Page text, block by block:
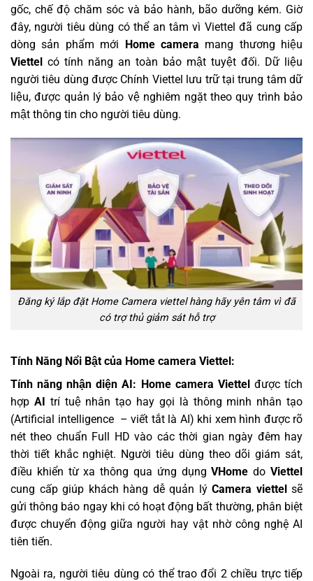
gốc, chế độ chăm sóc và bảo hành, bão dưỡng kém. Giờ
đây, người tiêu dùng có thể an tâm vì Viettel đã cung cấp
dòng sản phẩm mới Home camera mang thương hiệu
Viettel có tính năng an toàn bảo mật tuyệt đối. Dữ liệu
người tiêu dùng được Chính Viettel lưu trữ tại trung tâm dữ
liệu, được quản lý bảo vệ nghiêm ngặt theo quy trình bảo
mật thông tin cho người tiêu dùng.
Đăng ký lắp đặt Home Camera viettel hàng hãy yên tâm vì đã
có trợ thủ giảm sát hỗ trợ
Tính Năng Nổi Bật của Home camera Viettel:
Tính năng nhận diện AI: Home camera Viettelđược tích
hợp AI trí tuệ nhân tạo hay gọi là thông minh nhân tạo
(Artificial intelligence – viết tắt là AI) khi xem hình được rõ
nét theo chuẩn Full HD vào các thời gian ngày đêm hay
thời tiết khắc nghiệt. Người tiêu dùng theo dõi giám sát,
điều khiển từ xa thông qua ứng dụngVHome doViettel
cung cấp giúp khách hàng dễ quản lý Camera viettelsẽ
gửi thông báo ngay khi có hoạt động bất thường, phân biệt
được chuyển động giữa người hay vật nhờ công nghệ AI
tiên tiến.
Ngoài ra, người tiêu dùng có thể trao đổi 2 chiều trực tiếp